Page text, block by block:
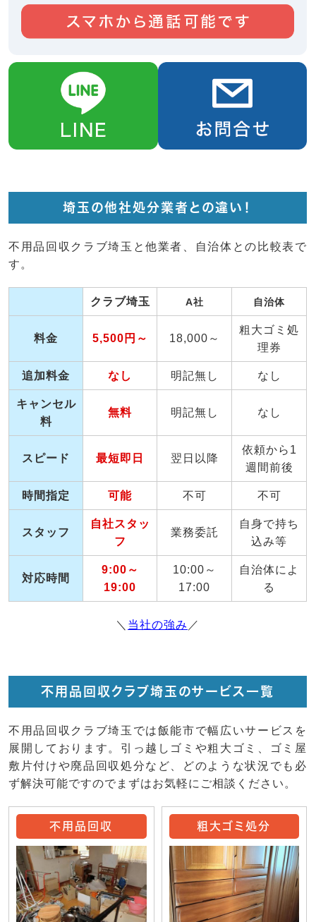
埼玉の他社処分業者との違い！
不用品回収クラブ埼玉と他業者、自治体との比較表で
す。
クラブ埼玉 A社 自治体
料金 5,500円～ 18,000～
粗大ゴミ処
理券
追加料金 なし 明記無し なし
キャンセル
料
無料 明記無し なし
スピード 最短即日 翌日以降
依頼から1
週間前後
時間指定 可能 不可 不可
スタッフ
自社スタッ
フ
業務委託
自身で持ち
込み等
対応時間
9:00～
19:00
10:00～
17:00
自治体によ
る
＼ 当社の強み ／
不用品回収クラブ埼玉のサービス一覧
不用品回収クラブ埼玉では飯能市で幅広いサービスを
展開しております。引っ越しゴミや粗大ゴミ、ゴミ屋
敷片付けや廃品回収処分など、どのような状況でも必
ず解決可能ですのでまずはお気軽にご相談ください。
不用品回収 粗大ゴミ処分